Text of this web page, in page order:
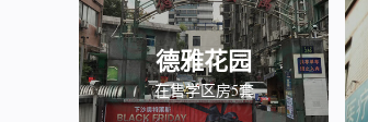
德雅花园
在售学区房5套